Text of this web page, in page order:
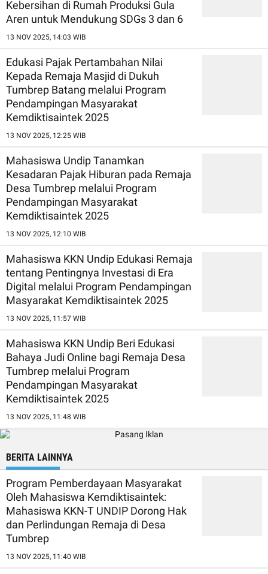
Kebersihan di Rumah Produksi Gula
Aren untuk Mendukung SDGs 3 dan 6
13 NOV 2025, 14:03 WIB
Edukasi Pajak Pertambahan Nilai
Kepada Remaja Masjid di Dukuh
Tumbrep Batang melalui Program
Pendampingan Masyarakat
Kemdiktisaintek 2025
13 NOV 2025, 12:25 WIB
Mahasiswa Undip Tanamkan
Kesadaran Pajak Hiburan pada Remaja
Desa Tumbrep melalui Program
Pendampingan Masyarakat
Kemdiktisaintek 2025
13 NOV 2025, 12:10 WIB
Mahasiswa KKN Undip Edukasi Remaja
tentang Pentingnya Investasi di Era
Digital melalui Program Pendampingan
Masyarakat Kemdiktisaintek 2025
13 NOV 2025, 11:57 WIB
Mahasiswa KKN Undip Beri Edukasi
Bahaya Judi Online bagi Remaja Desa
Tumbrep melalui Program
Pendampingan Masyarakat
Kemdiktisaintek 2025
13 NOV 2025, 11:48 WIB
BERITA LAINNYA
Program Pemberdayaan Masyarakat
Oleh Mahasiswa Kemdiktisaintek:
Mahasiswa KKN-T UNDIP Dorong Hak
dan Perlindungan Remaja di Desa
Tumbrep
13 NOV 2025, 11:40 WIB